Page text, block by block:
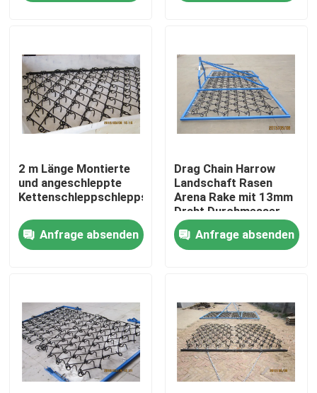
Videos
VR-Show
Über uns
Fabrik-Ausflug
Qualitätskontrolle
Nachrichten
Fechten der geschweißten Masche
2 m Länge Montierte
und angeschleppte
Anfrage absenden
Drag Chain Harrow
Landschaft Rasen
Arena Rake mit 13mm
Draht Durchmesser
Anfrage absenden